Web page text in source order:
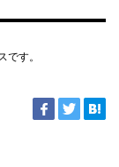
です。